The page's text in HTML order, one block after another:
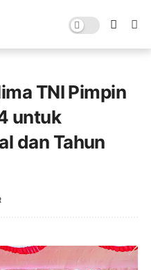
TNI Pimpin
untuk
dan Tahun